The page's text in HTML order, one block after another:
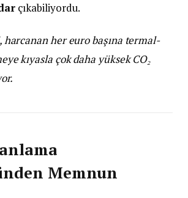
çıkabiliyordu.
harcanan her euro başına termal-
kıyasla çok daha yüksek CO₂
Memnun